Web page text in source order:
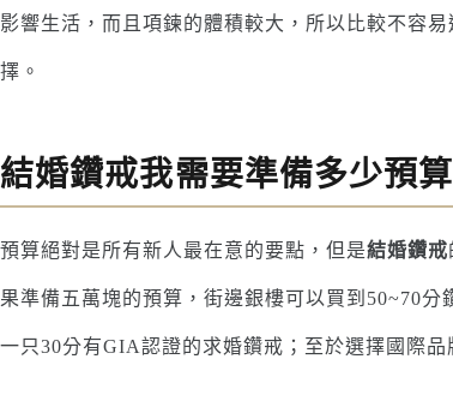
影響生活，而且項鍊的體積較大，所以比較不容
擇。
結婚鑽戒我需要準備多少預
預算絕對是所有新人最在意的要點，但是結婚鑽戒
果準備五萬塊的預算，街邊銀樓可以買到50~70
一只30分有GIA認證的求婚鑽戒；至於選擇國際